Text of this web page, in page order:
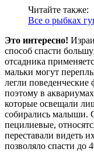
Читайте также:
Все о рыбках
Это интересно!
способ спасти
отсадника
мальки могут
легли поведенческие
поэтому в
которые освещали
собирались малыши.
пецилиевые,
переставали видеть
позволяло спасти до